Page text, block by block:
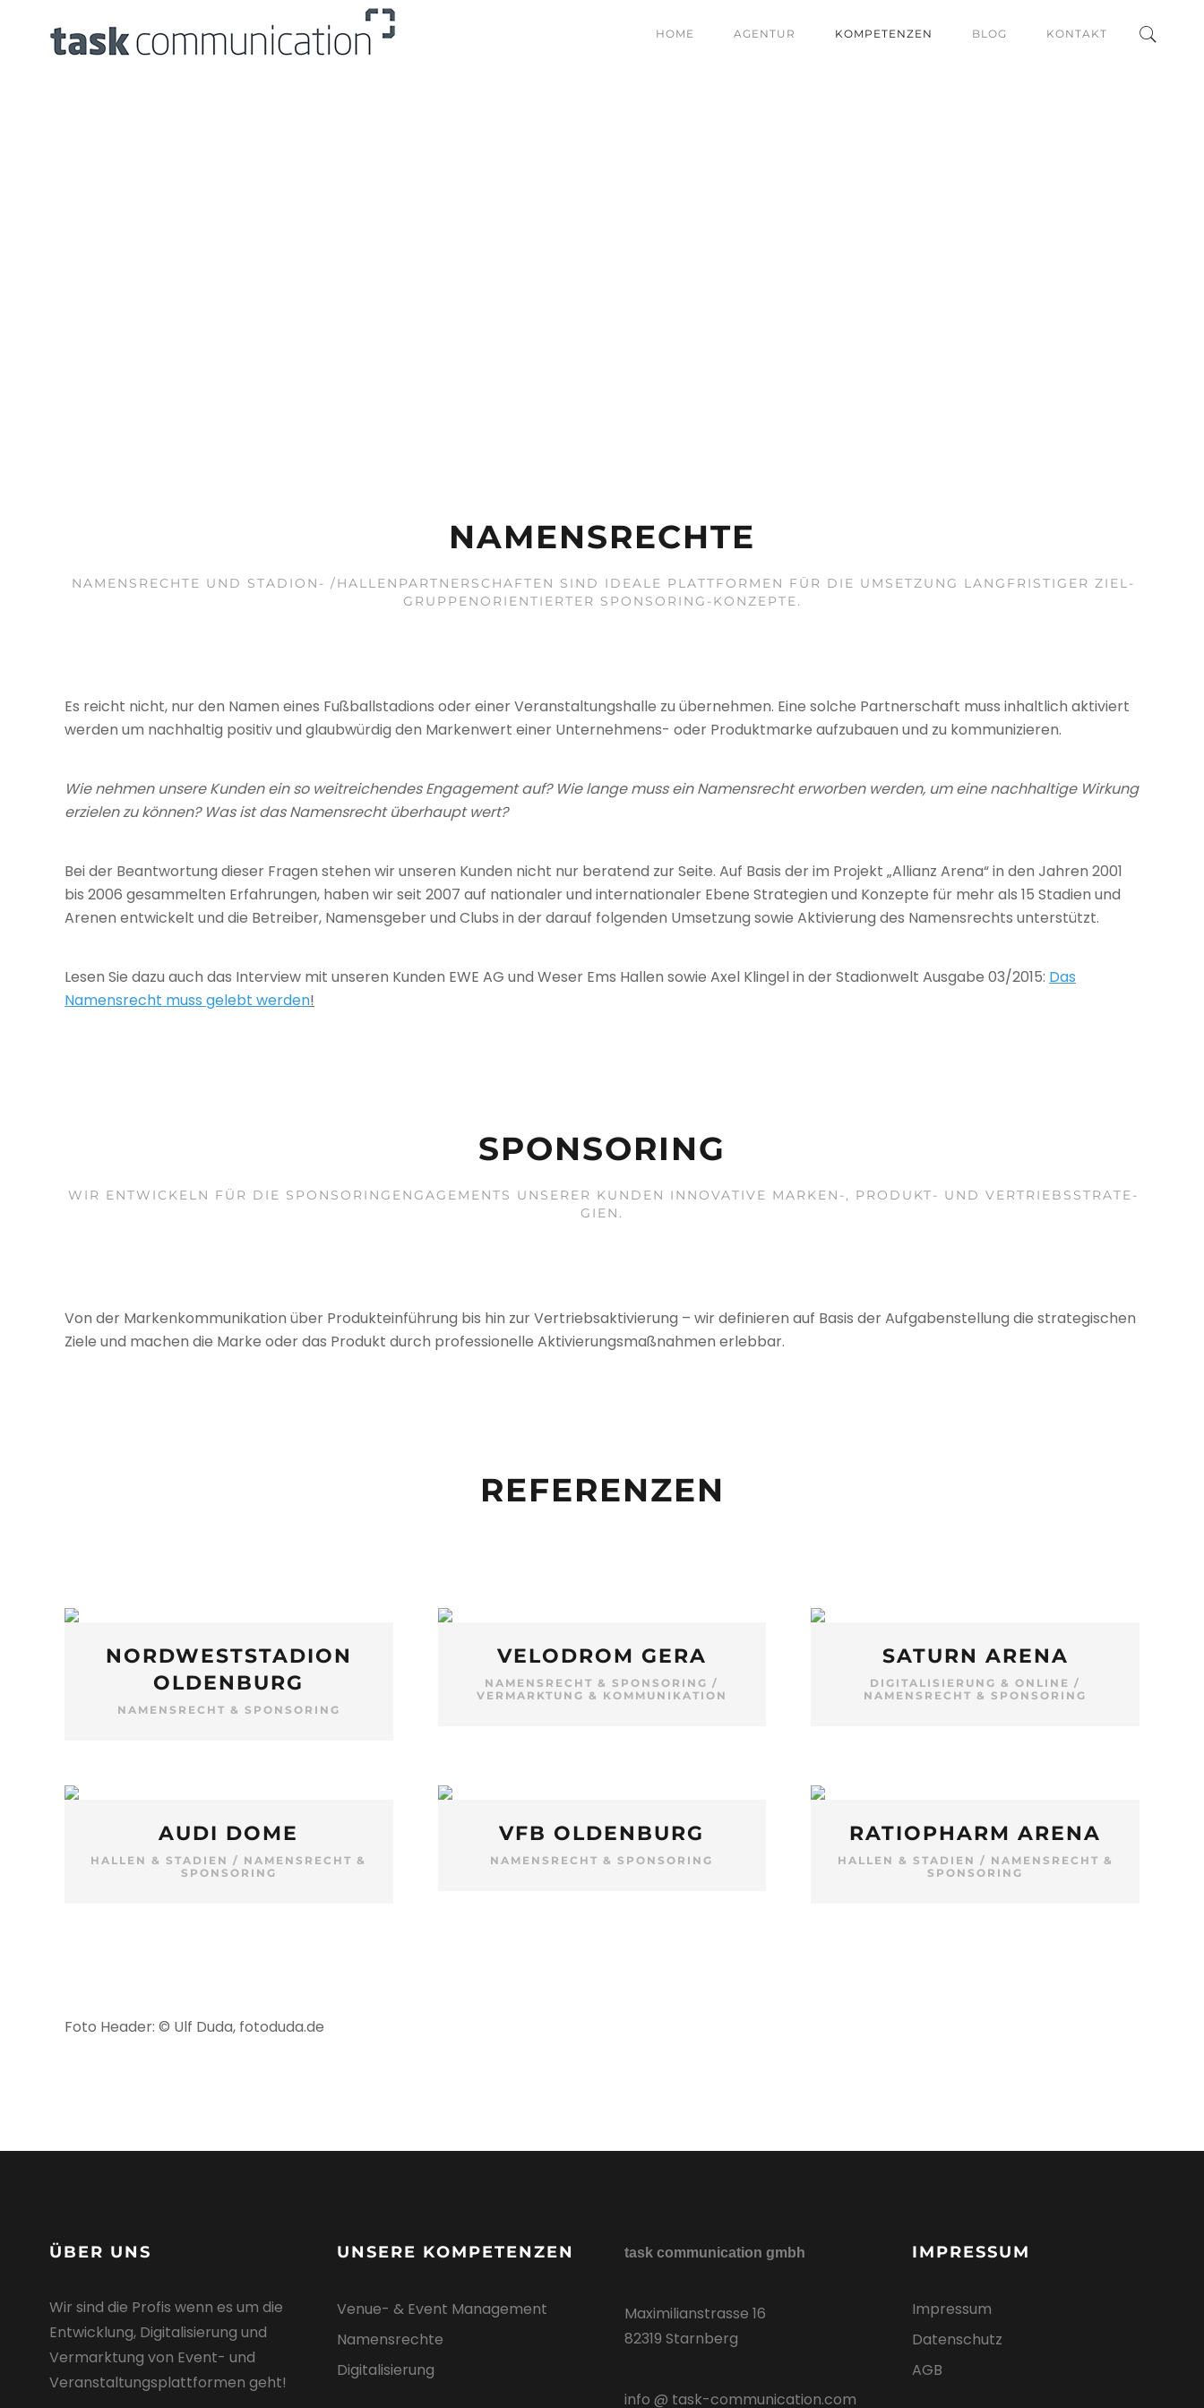
HOME AGENTUR KOMPETENZEN BLOG KONTAKT
NAMENS­RECHTE
NAMENS­RECHTE UND STA­DION- /HAL­LEN­PART­NER­SCHAF­TEN SIND IDEALE PLATT­FOR­MEN FÜR DIE UMSET­ZUNG LANG­FRIS­TI­GER ZIEL­
GRUP­PEN­ORI­EN­TIER­TER SPON­SO­RING-KON­ZEPTE.
Es reicht nicht, nur den Namen eines Fußball­sta­di­ons oder einer Ver­an­stal­tungs­halle zu über­neh­men. Eine sol­che Part­ner­schaft muss inhalt­lich akti­viert
wer­den um nach­hal­tig posi­tiv und glaubwürdig den Mar­ken­wert einer Unter­neh­mens- oder Pro­dukt­marke auf­zu­bauen und zu kom­mu­ni­zie­ren.
Wie nehmen unsere Kunden ein so weitreichendes Engagement auf? Wie lange muss ein Namensrecht erworben werden, um eine nachhaltige Wirkung
erzielen zu können? Was ist das Namensrecht überhaupt wert?
Bei der Beant­wor­tung die­ser Fra­gen ste­hen wir unse­ren Kun­den nicht nur bera­tend zur Seite. Auf Basis der im Pro­jekt „Alli­anz Arena“ in den Jah­ren 2001
bis 2006 gesam­mel­ten Erfah­run­gen, haben wir seit 2007 auf natio­na­ler und inter­na­tio­na­ler Ebene Stra­te­gien und Kon­zepte für mehr als 15 Sta­dien und
Are­nen ent­wi­ckelt und die Betrei­ber, Namens­ge­ber und Clubs in der dar­auf fol­gen­den Umset­zung sowie Akti­vie­rung des Namens­rechts unterstützt.
Lesen Sie dazu auch das Inter­view mit unse­ren Kun­den EWE AG und Weser Ems Hal­len sowie Axel Klin­gel in der Sta­di­onwelt Aus­gabe 03/2015: Das
Namensrecht muss gelebt werden!
SPONSORING
WIR ENT­WI­CKELN FÜR DIE SPON­SO­RIN­G­EN­GA­GE­MENTS UNSE­RER KUN­DEN INNO­VA­TIVE MAR­KEN-, PRO­DUKT- UND VER­TRIEBS­STRA­TE­
GIEN.
Von der Mar­ken­kom­mu­ni­ka­tion über Pro­dukt­einführung bis hin zur Ver­triebs­ak­ti­vie­rung – wir defi­nie­ren auf Basis der Auf­ga­ben­stel­lung die stra­te­gi­schen
Ziele und machen die Marke oder das Pro­dukt durch pro­fes­sio­nelle Akti­vie­rungsmaßnah­men erleb­bar.
REFERENZEN
NORDWESTSTADION
OLDENBURG
NAMENSRECHT & SPONSORING
VELODROM GERA
NAMENSRECHT & SPONSORING /
VERMARKTUNG & KOMMUNIKATION
SATURN ARENA
DIGITALISIERUNG & ONLINE /
NAMENSRECHT & SPONSORING
AUDI DOME
HALLEN & STADIEN / NAMENSRECHT &
SPONSORING
VFB OLDENBURG
NAMENSRECHT & SPONSORING
RATIOPHARM ARENA
HALLEN & STADIEN / NAMENSRECHT &
SPONSORING
Foto Header: © Ulf Duda, fotoduda.de
ÜBER UNS
Wir sind die Profis wenn es um die
Entwicklung, Digitalisierung und
Vermarktung von Event- und
Veranstaltungsplattformen geht!
UNSERE KOMPETENZEN
Venue- & Event Management
Namensrechte
Digitalisierung
task communication gmbh
Maximilianstrasse 16
82319 Starnberg
info @ task-communication.com
IMPRESSUM
Impressum
Datenschutz
AGB